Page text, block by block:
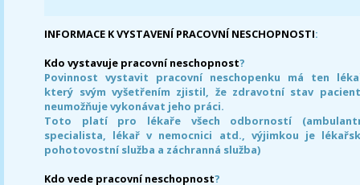
INFORMACE K VYSTAVENÍ PRACOVNÍ NESCHOPNOSTI:
Kdo vystavuje pracovní neschopnost?
Povinnost vystavit pracovní neschopenku má ten
který svým vyšetřením zjistil, že zdravotní stav
neumožňuje vykonávat jeho práci.
Toto platí pro lékaře všech odborností
specialista, lékař v nemocnici atd., výjimkou je
pohotovostní služba a záchranná služba)
Kdo vede pracovní neschopnost?